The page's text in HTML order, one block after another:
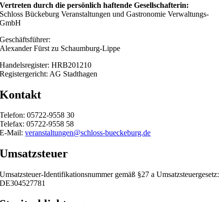
Vertreten durch die persönlich haftende Gesellschafterin:
Schloss Bückeburg Veranstaltungen und Gastronomie Verwaltungs-
GmbH
Geschäftsführer:
Alexander Fürst zu Schaumburg-Lippe
Handelsregister: HRB201210
Registergericht: AG Stadthagen
Kontakt
Telefon: 05722-9558 30
Telefax: 05722-9558 58
E-Mail:veranstaltungen@schloss-bueckeburg.de
Umsatzsteuer
Umsatzsteuer-Identifikationsnummer gemäß §27 a Umsatzsteuergesetz:
DE304527781